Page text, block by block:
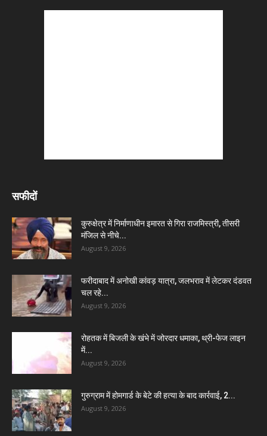
सफीदों
कुरुक्षेत्र में निर्माणाधीन इमारत से गिरा राजमिस्त्री, तीसरी
मंजिल से नीचे...
August 9, 2026
फरीदाबाद में अनोखी कांवड़ यात्रा, जलभराव में लेटकर दंडवत
चल रहे...
August 9, 2026
रोहतक में बिजली के खंभे में जोरदार धमाका, थ्री-फेज लाइन
में...
August 9, 2026
गुरुग्राम में होमगार्ड के बेटे की हत्या के बाद कार्रवाई, 2...
August 9, 2026